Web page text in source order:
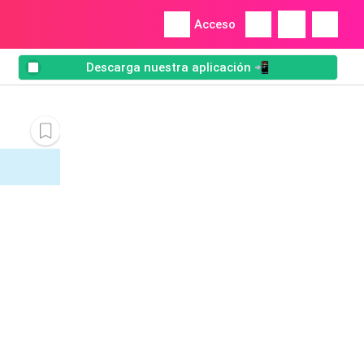
Acceso
Descarga nuestra aplicación 📲